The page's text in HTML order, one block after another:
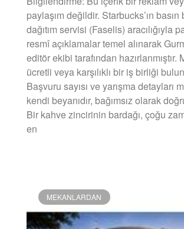
paylaşım değildir. Starbucks’ın basın
dağıtım servisi (Faselis) aracılığıyla
resmî açıklamalar temel alınarak
editör ekibi tarafından hazırlanmıştır.
ücretli veya karşılıklı bir iş birliği
Başvuru sayısı ve yarışma detayları
kendi beyanıdır, bağımsız olarak
Bir kahve zincirinin bardağı, çoğu
en
MEKANLARDAN